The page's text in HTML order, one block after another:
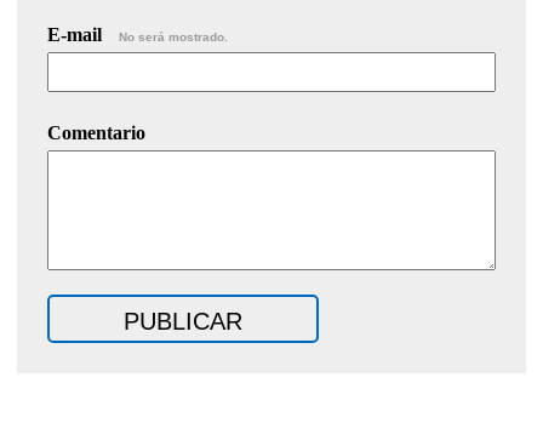
E-mail No será mostrado.
Comentario